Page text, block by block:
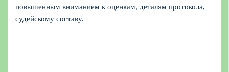
повышенным вниманием к оценкам, деталям протокола,
судейскому составу.